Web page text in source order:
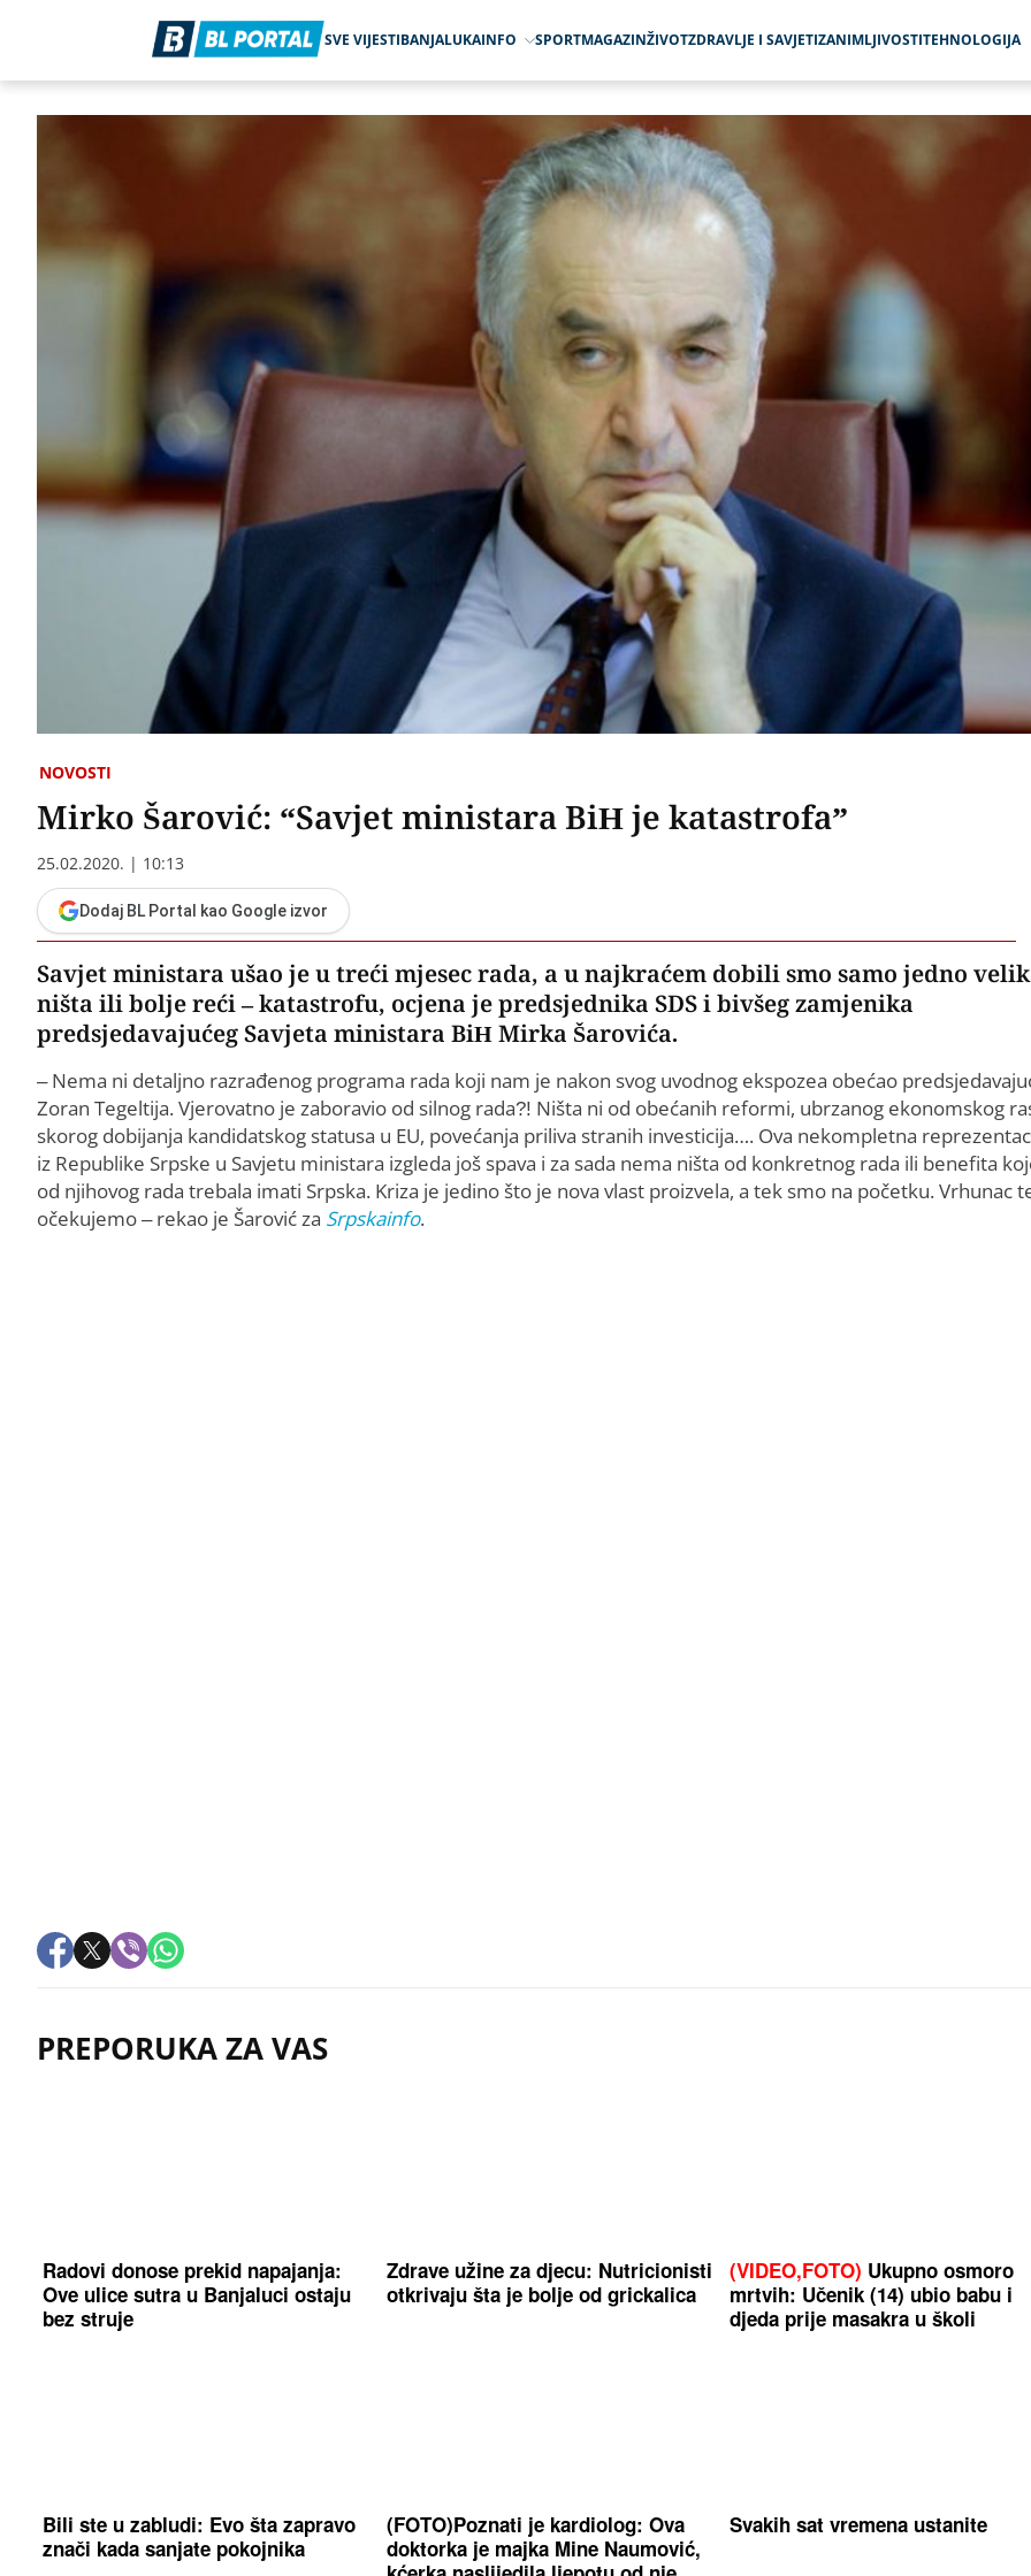
SVE VIJESTIBANJALUKAINFO SPORTMAGAZINŽIVOTZDRAVLJE I SAVJETIZANIMLJIVOSTITEHNOLOGIJA
NOVOSTI
Mirko Šarović: “Savjet ministara BiH je katastrofa”
25.02.2020. | 10:13
Dodaj BL Portal kao Google izvor
Savjet ministara ušao je u treći mjesec rada, a u najkraćem dobili smo samo jedno
ništa ili bolje reći – katastrofu, ocjena je predsjednika SDS i bivšeg zamjenika
predsjedavajućeg Savjeta ministara BiH Mirka Šarovića.
– Nema ni detaljno razrađenog programa rada koji nam je nakon svog uvodnog ekspozea obećao
Zoran Tegeltija. Vjerovatno je zaboravio od silnog rada?! Ništa ni od obećanih reformi, ubrzanog ekonomskog
skorog dobijanja kandidatskog statusa u EU, povećanja priliva stranih investicija…. Ova nekompletna
iz Republike Srpske u Savjetu ministara izgleda još spava i za sada nema ništa od konkretnog rada ili benefita
od njihovog rada trebala imati Srpska. Kriza je jedino što je nova vlast proizvela, a tek smo na početku. Vrhunac
očekujemo – rekao je Šarović za Srpskainfo.
PREPORUKA ZA VAS
Radovi donose prekid napajanja:
Ove ulice sutra u Banjaluci ostaju
bez struje
Zdrave užine za djecu: Nutricionisti
otkrivaju šta je bolje od grickalica
(VIDEO,FOTO) Ukupno osmoro
mrtvih: Učenik (14) ubio babu i
djeda prije masakra u školi
Bili ste u zabludi: Evo šta zapravo
znači kada sanjate pokojnika
(FOTO)Poznati je kardiolog: Ova
doktorka je majka Mine Naumović,
Svakih sat vremena ustanite